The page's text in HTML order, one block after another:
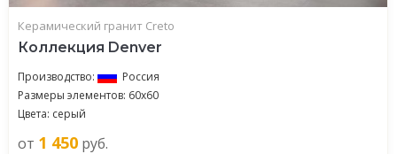
Керамический гранит Creto
Коллекция Denver
Производство:
Россия
Размеры элементов: 60x60
Цвета: серый
от 1 450 руб.